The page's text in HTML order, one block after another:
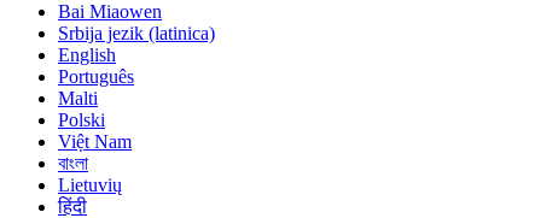
Bai Miaowen
Srbija jezik (latinica)
English
Português
Malti
Polski
Việt Nam
বাংলা
Lietuvių
हिंदी